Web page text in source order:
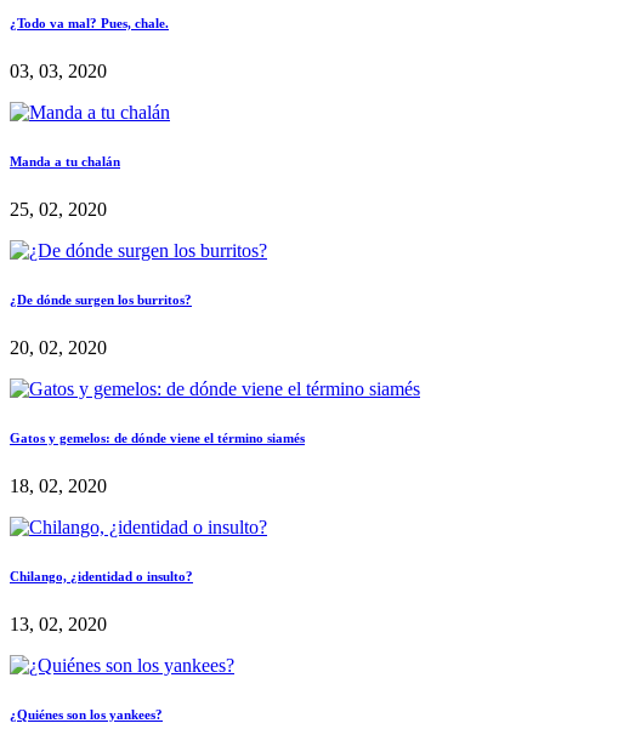
¿Todo va mal? Pues, chale.
03, 03, 2020
Manda a tu chalán
25, 02, 2020
¿De dónde surgen los burritos?
20, 02, 2020
Gatos y gemelos: de dónde viene el término siamés
18, 02, 2020
Chilango, ¿identidad o insulto?
13, 02, 2020
¿Quiénes son los yankees?